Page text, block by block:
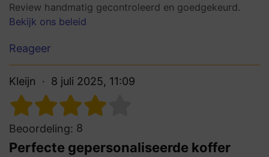
Review handmatig gecontroleerd en goedgekeurd.
Bekijk ons beleid
Reageer
Kleijn 8 juli 2025, 11:09
Beoordeling: 8
Perfecte gepersonaliseerde koffer